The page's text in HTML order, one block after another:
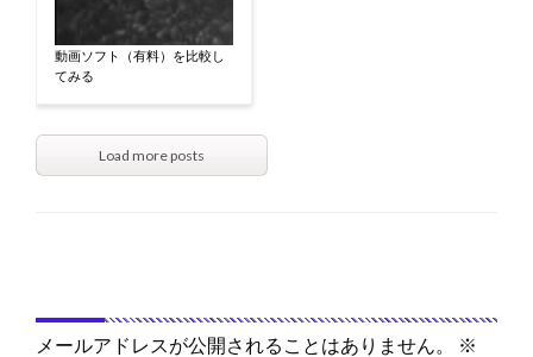
動画ソフト（有料）を比較し
てみる
Load more posts
メールアドレスが公開されることはありません。
※